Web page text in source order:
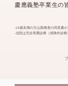
慶應義塾卒業生の
-18歳未満の方は親権者の同意書が
-当院は完全実費診療（保険外診療